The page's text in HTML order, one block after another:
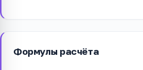
Формулы расчёта